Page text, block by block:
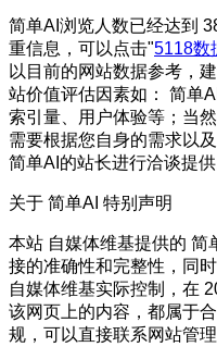
简单AI浏览人数已经达到
重信息，可以点击"5118数
以目前的网站数据参考，
站价值评估因素如： 简单
索引量、用户体验等；当
需要根据您自身的需求以
简单AI的站长进行洽谈提
关于 简单AI 特别声明
本站 自媒体维基提供的 简
接的准确性和完整性，同
自媒体维基实际控制，在
该网页上的内容，都属于
规，可以直接联系网站管